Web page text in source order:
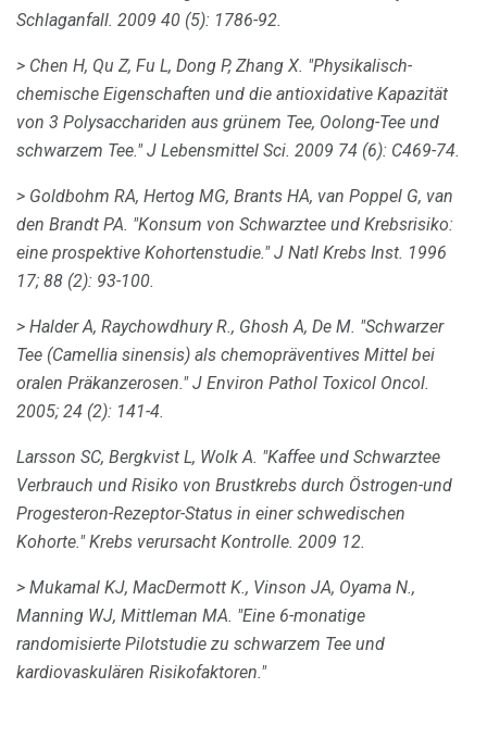
Schlaganfall. 2009 40 (5): 1786-92.
> Chen H, Qu Z, Fu L, Dong P, Zhang X. "Physikalisch-
chemische Eigenschaften und die antioxidative Kapazität
von 3 Polysacchariden aus grünem Tee, Oolong-Tee und
schwarzem Tee." J Lebensmittel Sci. 2009 74 (6): C469-74.
> Goldbohm RA, Hertog MG, Brants HA, van Poppel G, van
den Brandt PA. "Konsum von Schwarztee und Krebsrisiko:
eine prospektive Kohortenstudie." J Natl Krebs Inst. 1996
17; 88 (2): 93-100.
> Halder A, Raychowdhury R., Ghosh A, De M. "Schwarzer
Tee (Camellia sinensis) als chemopräventives Mittel bei
oralen Präkanzerosen." J Environ Pathol Toxicol Oncol.
2005; 24 (2): 141-4.
Larsson SC, Bergkvist L, Wolk A. "Kaffee und Schwarztee
Verbrauch und Risiko von Brustkrebs durch Östrogen-und
Progesteron-Rezeptor-Status in einer schwedischen
Kohorte." Krebs verursacht Kontrolle. 2009 12.
> Mukamal KJ, MacDermott K., Vinson JA, Oyama N.,
Manning WJ, Mittleman MA. "Eine 6-monatige
randomisierte Pilotstudie zu schwarzem Tee und
kardiovaskulären Risikofaktoren."